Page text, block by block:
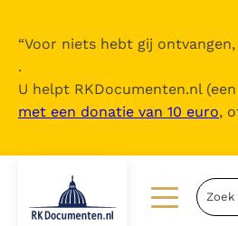
“Voor niets hebt gij
.
U helpt RKDocumenten.nl
met een donatie van 10 euro,
Zoek
uitklappen
- Vetus Testamentum
- Liber Genesis